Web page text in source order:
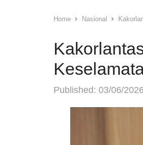
Home Nasional
Published: 03/06/2026